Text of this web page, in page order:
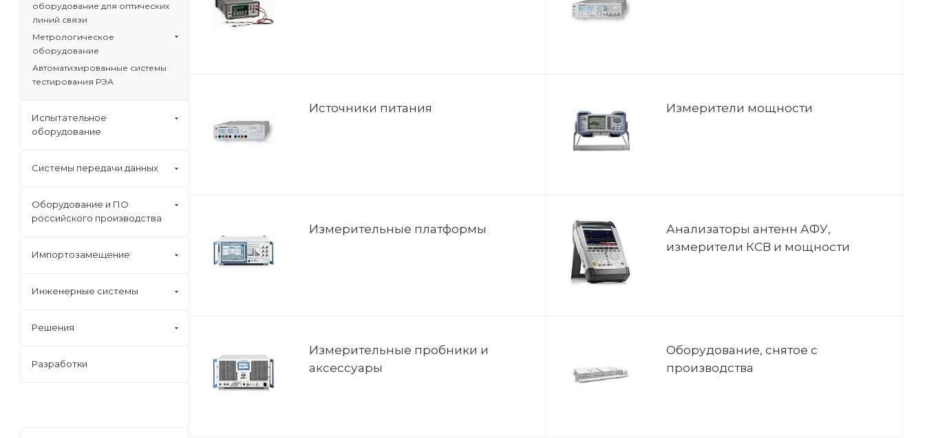
Источники питания Измерители мощности
Измерительные платформы
Анализаторы антенн АФУ,
измерители КСВ и мощности
Измерительные пробники и
аксессуары
Оборудование, снятое с
производства
оборудование для оптических
линий связи
Метрологическое
оборудование
Автоматизированные системы
тестирования РЭА
Испытательное
оборудование
Системы передачи данных
Оборудование и ПО
российского производства
Импортозамещение
Инженерные системы
Решения
Разработки